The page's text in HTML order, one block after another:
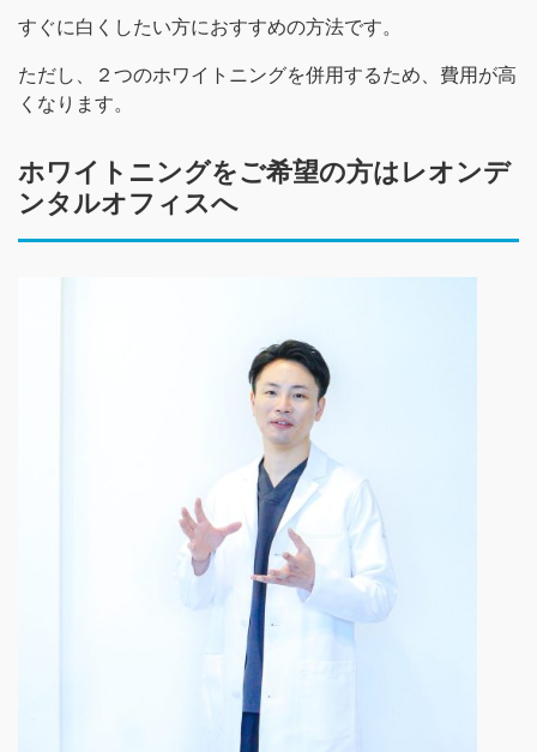
すぐに白くしたい方におすすめの方法です。
ただし、２つのホワイトニングを併用するため、費用が高
くなります。
ホワイトニングをご希望の方はレオンデ
ンタルオフィスへ